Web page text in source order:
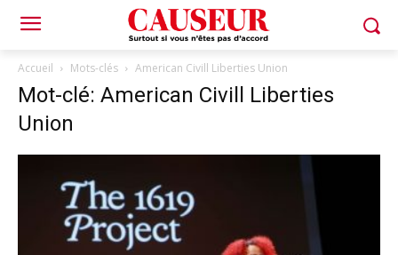
Accueil Mots-clés American Civill Liberties Union
Mot-clé: American Civill Liberties
Union